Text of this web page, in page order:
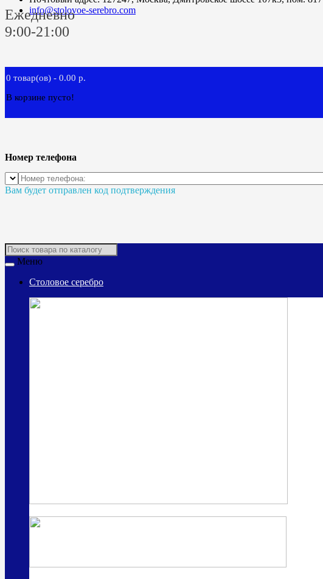
info@stolovoe-serebro.com
Ежедневно
9:00-21:00
0 товар(ов) - 0.00 р.
В корзине пусто!
Номер телефона
Вам будет отправлен код подтверждения
Меню
Столовое серебро